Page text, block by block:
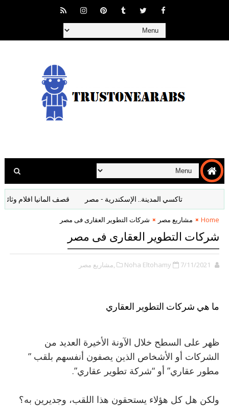
تاكسي المدينة.. الإسكندرية - مصر قصف المانيا افلام وثائقية
Home مشاريع مصر شركات التطوير العقارى فى مصر
شركات التطوير العقارى فى مصر
Noha Eltohamy 7/11/2021 ,مشاريع مصر
ما هي شركات التطوير العقاري
ظهر على السطح خلال الآونة الأخيرة العديد من
الشركات أو الأشخاص الذين يصفون أنفسهم بلقب ”
مطور عقاري” أو “شركة تطوير عقاري”.
ولكن هل كل هؤلاء يستحقون هذا اللقب، وجديرين به؟